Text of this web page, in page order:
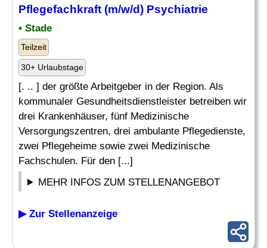
Pflegefachkraft (m/w/d) Psychiatrie
• Stade
Teilzeit
30+ Urlaubstage
[. .. ] der größte Arbeitgeber in der Region. Als
kommunaler Gesundheitsdienstleister betreiben wir
drei Krankenhäuser, fünf Medizinische
Versorgungszentren, drei ambulante Pflegedienste,
zwei Pflegeheime sowie zwei Medizinische
Fachschulen. Für den [...]
MEHR INFOS ZUM STELLENANGEBOT
▶ Zur Stellenanzeige